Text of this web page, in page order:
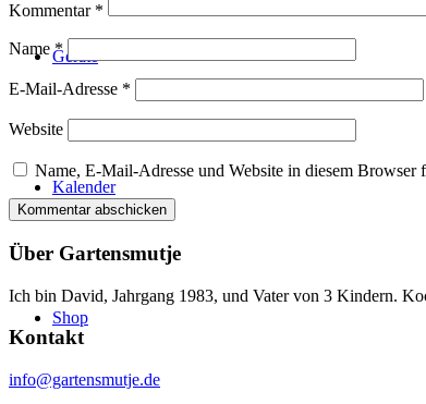
Geräte
Kalender
Shop
Kommentar *
Name*
E-Mail-Adresse *
Website
Name, E-Mail-Adresse und Website in diesem Browser
Über Gartensmutje
Ich bin David, Jahrgang 1983, und Vater von 3 Kindern.
Kontakt
info@gartensmutje.de